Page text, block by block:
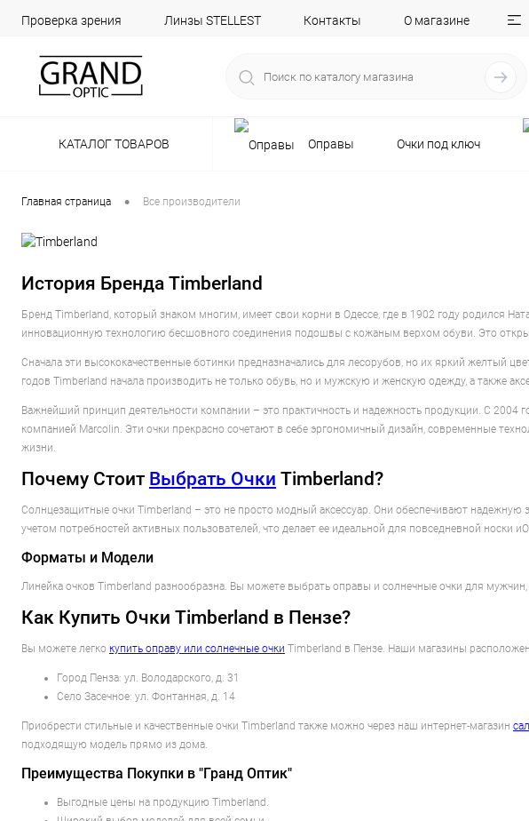
Проверка зрения Линзы STELLEST Контакты О магазине
КАТАЛОГ ТОВАРОВ Оправы Очки под ключ
Главная страница • Все производители
История Бренда Timberland
Бренд Timberland, который знаком многим, имеет свои корни в Одессе, где в 1902 году родился
инновационную технологию бесшовного соединения подошвы с кожаным верхом обуви. Это
Сначала эти высококачественные ботинки предназначались для лесорубов, но их яркий желтый
годов Timberland начала производить не только обувь, но и мужскую и женскую одежду, а также
Важнейший принцип деятельности компании – это практичность и надежность продукции. С
компанией Marcolin. Эти очки прекрасно сочетают в себе эргономичный дизайн, современные
жизни.
Почему Стоит Выбрать Очки Timberland?
Солнцезащитные очки Timberland – это не просто модный аксессуар. Они обеспечивают
учетом потребностей активных пользователей, что делает ее идеальной для повседневной носки
Форматы и Модели
Линейка очков Timberland разнообразна. Вы можете выбрать оправы и солнечные очки для
Как Купить Очки Timberland в Пензе?
Вы можете легко купить оправу или солнечные очки Timberland в Пензе. Наши магазины
Город Пенза: ул. Володарского, д. 31
Село Засечное: ул. Фонтанная, д. 14
Приобрести стильные и качественные очки Timberland также можно через наш интернет-магазин
подходящую модель прямо из дома.
Преимущества Покупки в "Гранд Оптик"
Выгодные цены на продукцию Timberland.